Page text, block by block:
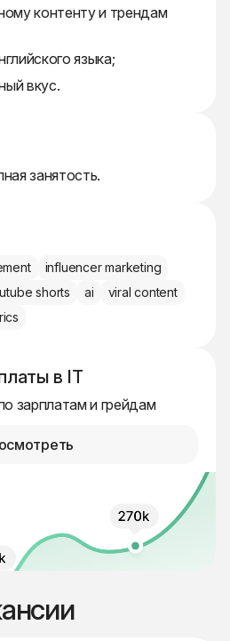
контенту и трендам
языка;
вкус.
занятость.
influencer marketing
shorts ai
viral content
в IT
зарплатам и грейдам